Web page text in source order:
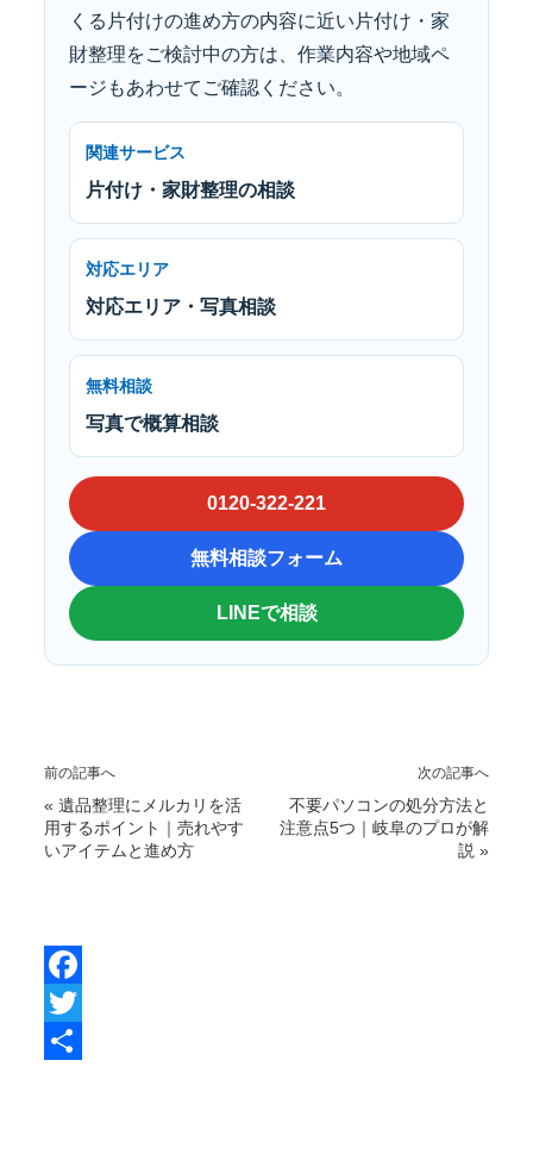
くる片付けの進め方の内容に近い片付け・家
財整理をご検討中の方は、作業内容や地域ペ
ージもあわせてご確認ください。
関連サービス
片付け・家財整理の相談
対応エリア
対応エリア・写真相談
無料相談
写真で概算相談
0120-322-221
無料相談フォーム
LINEで相談
前の記事へ
« 遺品整理にメルカリを活
用するポイント｜売れやす
いアイテムと進め方
次の記事へ
不要パソコンの処分方法と
注意点5つ｜岐阜のプロが解
説 »
F